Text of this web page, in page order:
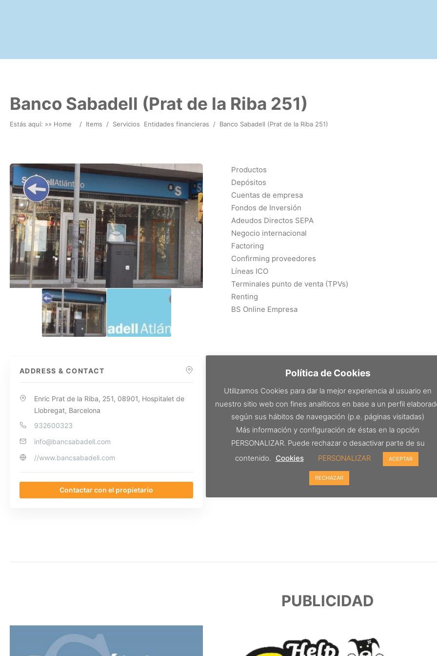
Banco Sabadell (Prat de la Riba 251)
Estás aquí: »» Home / Items / Servicios Entidades financieras / Banco Sabadell (Prat de la Riba 251)
ADDRESS & CONTACT
Enric Prat de la Riba, 251, 08901, Hospitalet de
Llobregat, Barcelona
932600323
info@bancsabadell.com
//www.bancsabadell.com
Contactar con el propietario
Productos
Depósitos
Cuentas de empresa
Fondos de Inversión
Adeudos Directos SEPA
Negocio internacional
Factoring
Confirming proveedores
Líneas ICO
Terminales punto de venta (TPVs)
Renting
BS Online Empresa
PUBLICIDAD
Política de Cookies
Utilizamos Cookies para dar la mejor experiencia al usuario en
nuestro sitio web con fines analíticos en base a un perfil
según sus hábitos de navegación (p.e. páginas visitadas)
Más información y configuración de éstas en la opción
PERSONALIZAR. Puede rechazar o desactivar parte de su
contenido. Cookies PERSONALIZAR ACEPTAR
RECHAZAR